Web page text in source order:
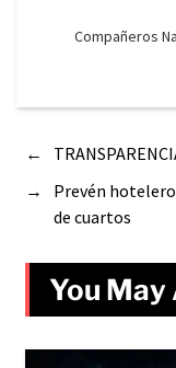
Compañeros
←
→
Prevén
de cuartos
You